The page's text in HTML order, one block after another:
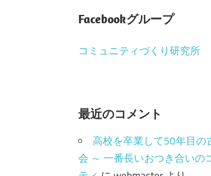
Facebookグループ
コミュニティづくり研究所
最近のコメント
高校を卒業して50年目の
会 ～ 一番長いおつき合いの